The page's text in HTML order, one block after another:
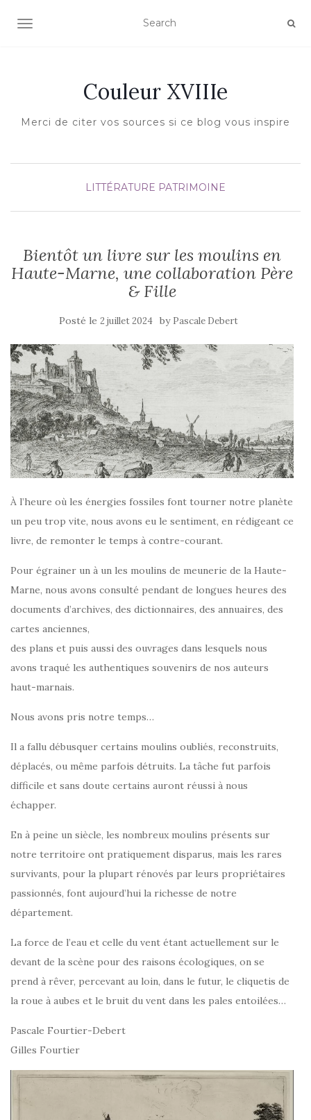
AFFICHER/MASQUER LA NAVIGATION
Couleur XVIIIe
Merci de citer vos sources si ce blog vous inspire
LITTÉRATURE PATRIMOINE
Bientôt un livre sur les moulins en
Haute-Marne, une collaboration Père
& Fille
Posté le 2 juillet 2024 by Pascale Debert
À l’heure où les énergies fossiles font tourner notre planète
un peu trop vite, nous avons eu le sentiment, en rédigeant ce
livre, de remonter le temps à contre-courant.
Pour égrainer un à un les moulins de meunerie de la Haute-
Marne, nous avons consulté pendant de longues heures des
documents d’archives, des dictionnaires, des annuaires, des
cartes anciennes,
des plans et puis aussi des ouvrages dans lesquels nous
avons traqué les authentiques souvenirs de nos auteurs
haut-marnais.
Nous avons pris notre temps…
Il a fallu débusquer certains moulins oubliés, reconstruits,
déplacés, ou même parfois détruits. La tâche fut parfois
difficile et sans doute certains auront réussi à nous
échapper.
En à peine un siècle, les nombreux moulins présents sur
notre territoire ont pratiquement disparus, mais les rares
survivants, pour la plupart rénovés par leurs propriétaires
passionnés, font aujourd’hui la richesse de notre
département.
La force de l’eau et celle du vent étant actuellement sur le
devant de la scène pour des raisons écologiques, on se
prend à rêver, percevant au loin, dans le futur, le cliquetis de
la roue à aubes et le bruit du vent dans les pales entoilées…
Pascale Fourtier-Debert
Gilles Fourtier